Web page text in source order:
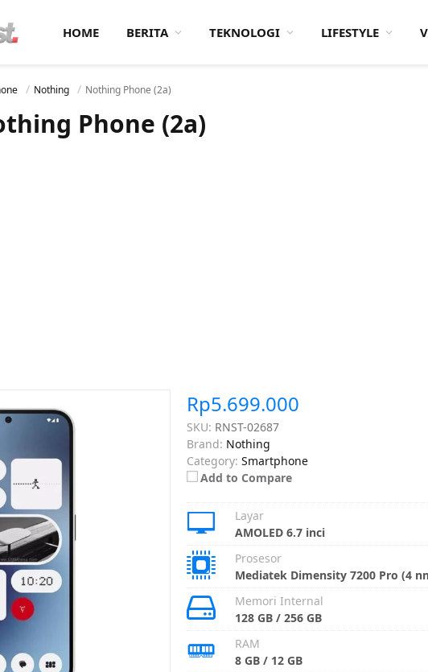
HOME BERITA TEKNOLOGI LIFESTYLE
Nothing Nothing Phone (2a)
Phone (2a)
Rp5.699.000
SKU: RNST-02687
Brand: Nothing
Category: Smartphone
Add to Compare
Layar
AMOLED 6.7 inci
Prosesor
Mediatek Dimensity 7200 Pro (4
Memori Internal
128 GB / 256 GB
RAM
8 GB / 12 GB